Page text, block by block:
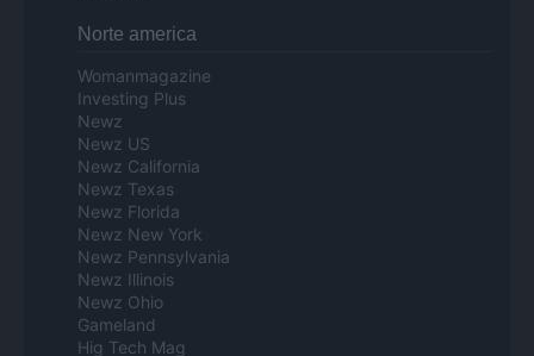
Norte america
Womanmagazine
Investing Plus
Newz
Newz US
Newz California
Newz Texas
Newz Florida
Newz New York
Newz Pennsylvania
Newz Illinois
Newz Ohio
Gameland
Hig Tech Mag